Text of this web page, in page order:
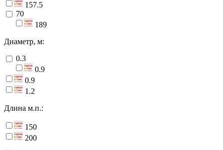
157.5
70
189
Диаметр, м:
0.3
0.9
0.9
1.2
Длина м.п.:
150
200